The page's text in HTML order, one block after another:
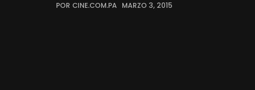
POR CINE.COM.PA MARZO 3, 2015